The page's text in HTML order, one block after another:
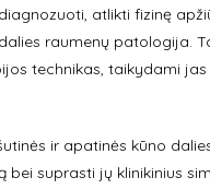
atlikti fizinę
raumenų patologija.
technikas, taikydami jas
ir apatinės kūno
suprasti jų klinikinius